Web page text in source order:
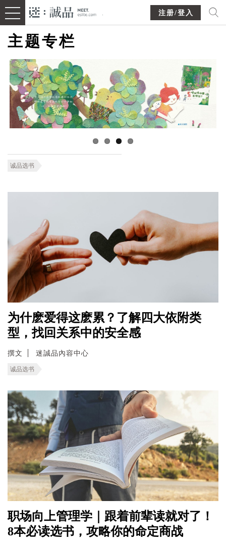
注册/登入
主题专栏
诚品选书
为什麽爱得这麽累？了解四大依附类
型，找回关系中的安全感
撰文 迷誠品內容中心
诚品选书
职场向上管理学｜跟着前辈读就对了！
8本必读选书，攻略你的命定商战